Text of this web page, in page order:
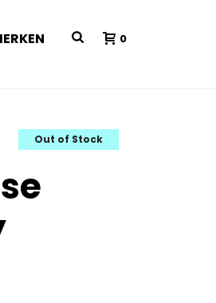
0
Out of Stock